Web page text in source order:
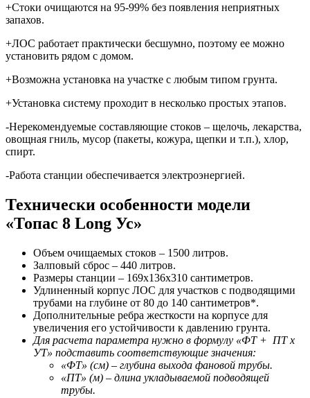
+Стоки очищаются на 95-99% без появления неприятных
запахов.
+ЛОС работает практически бесшумно, поэтому ее можно
установить рядом с домом.
+Возможна установка на участке с любым типом грунта.
+Установка систему проходит в несколько простых этапов.
-Нерекомендуемые составляющие стоков – щелочь, лекарства,
овощная гниль, мусор (пакеты, кожура, щепки и т.п.), хлор,
спирт.
-Работа станции обеспечивается электроэнергией.
Технически особенности модели
«Топас 8 Long Ус»
Объем очищаемых стоков – 1500 литров.
Залповый сброс – 440 литров.
Размеры станции – 169х136х310 сантиметров.
Удлиненный корпус ЛОС для участков с подводящими
трубами на глубине от 80 до 140 сантиметров*.
Дополнительные ребра жесткости на корпусе для
увеличения его устойчивости к давлению грунта.
Для расчета параметра нужно в формулу «ФТ + ПТ х
УТ» подставить соответствующие значения:
«ФТ» (см) – глубина выхода фановой трубы.
«ПТ» (м) – длина укладываемой подводящей
трубы.